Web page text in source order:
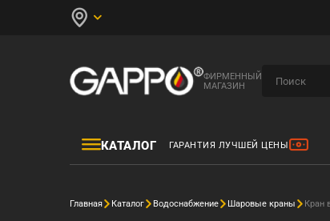
ФИРМЕННЫЙ
МАГАЗИН
КАТАЛОГ ГАРАНТИЯ ЛУЧШЕЙ ЦЕНЫ
Главная Каталог Водоснабжение Шаровые краны Кран